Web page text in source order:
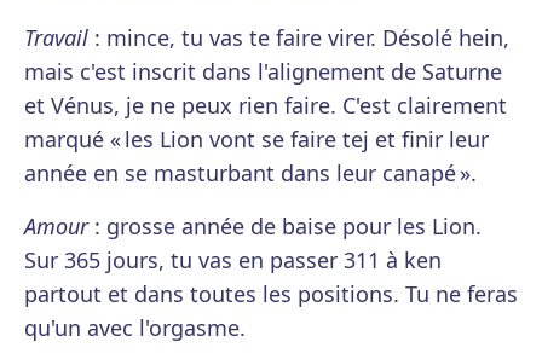
Travail : mince, tu vas te faire virer. Désolé hein,
mais c'est inscrit dans l'alignement de Saturne
et Vénus, je ne peux rien faire. C'est clairement
marqué « les Lion vont se faire tej et finir leur
année en se masturbant dans leur canapé ».
Amour: grosse année de baise pour les Lion.
Sur 365 jours, tu vas en passer 311 à ken
partout et dans toutes les positions. Tu ne feras
qu'un avec l'orgasme.